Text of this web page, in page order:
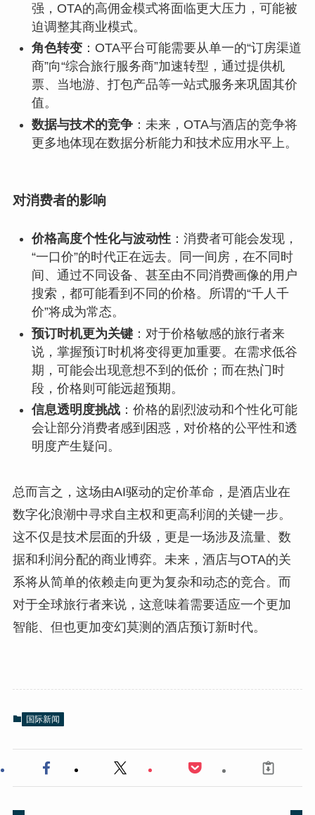
强，OTA的高佣金模式将面临更大压力，可能被
迫调整其商业模式。
角色转变：OTA平台可能需要从单一的“订房渠道
商”向“综合旅行服务商”加速转型，通过提供机
票、当地游、打包产品等一站式服务来巩固其价
值。
数据与技术的竞争：未来，OTA与酒店的竞争将
更多地体现在数据分析能力和技术应用水平上。
对消费者的影响
价格高度个性化与波动性：消费者可能会发现，
“一口价”的时代正在远去。同一间房，在不同时
间、通过不同设备、甚至由不同消费画像的用户
搜索，都可能看到不同的价格。所谓的“千人千
价”将成为常态。
预订时机更为关键：对于价格敏感的旅行者来
说，掌握预订时机将变得更加重要。在需求低谷
期，可能会出现意想不到的低价；而在热门时
段，价格则可能远超预期。
信息透明度挑战：价格的剧烈波动和个性化可能
会让部分消费者感到困惑，对价格的公平性和透
明度产生疑问。
总而言之，这场由AI驱动的定价革命，是酒店业在
数字化浪潮中寻求自主权和更高利润的关键一步。
这不仅是技术层面的升级，更是一场涉及流量、数
据和利润分配的商业博弈。未来，酒店与OTA的关
系将从简单的依赖走向更为复杂和动态的竞合。而
对于全球旅行者来说，这意味着需要适应一个更加
智能、但也更加变幻莫测的酒店预订新时代。
国际新闻